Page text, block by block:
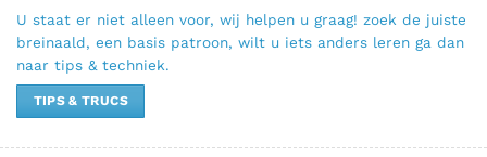
U staat er niet alleen voor, wij helpen u graag! zoek de juiste
breinaald, een basis patroon, wilt u iets anders leren ga dan
naar tips & techniek.
TIPS & TRUCS